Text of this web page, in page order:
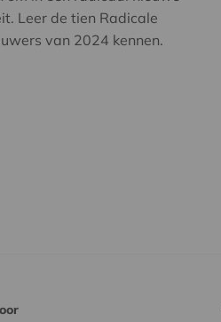
Leer de tien Radicale
van 2024 kennen.